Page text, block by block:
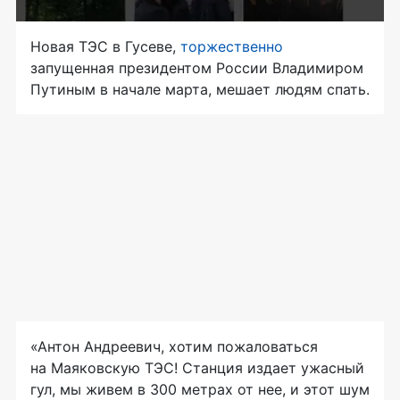
Новая ТЭС в Гусеве, торжественно
запущенная президентом России Владимиром
Путиным в начале марта, мешает людям спать.
«Антон Андреевич, хотим пожаловаться
на Маяковскую ТЭС! Станция издает ужасный
гул, мы живем в 300 метрах от нее, и этот шум